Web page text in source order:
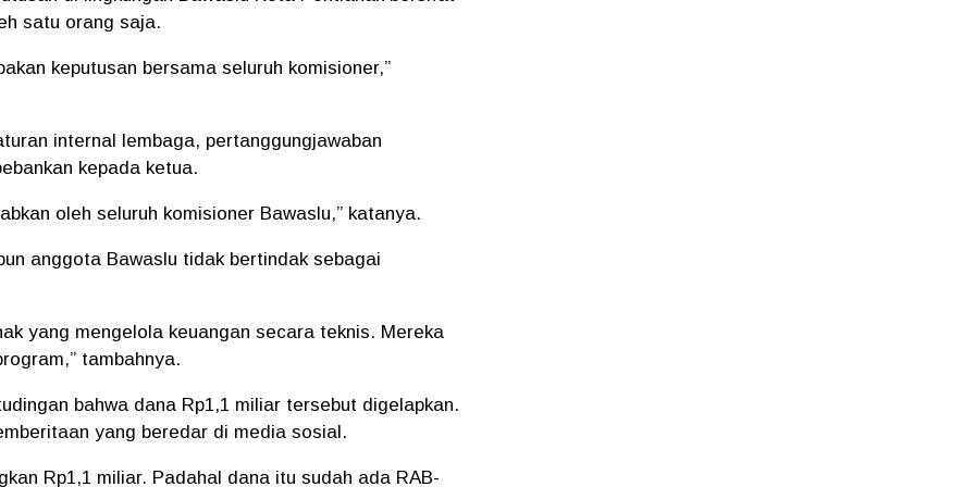
satu orang saja.
keputusan bersama seluruh komisioner,”
internal lembaga, pertanggungjawaban
kepada ketua.
oleh seluruh komisioner Bawaslu,” katanya.
anggota Bawaslu tidak bertindak sebagai
yang mengelola keuangan secara teknis. Mereka
tambahnya.
bahwa dana Rp1,1 miliar tersebut digelapkan.
yang beredar di media sosial.
Rp1,1 miliar. Padahal dana itu sudah ada RAB-